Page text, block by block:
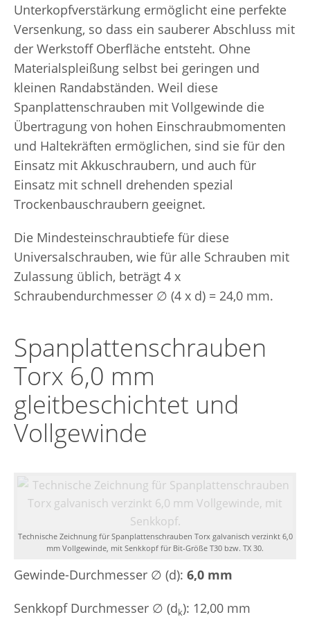
Unterkopfverstärkung ermöglicht eine perfekte
Versenkung, so dass ein sauberer Abschluss mit
der Werkstoff Oberfläche entsteht. Ohne
Materialspleißung selbst bei geringen und
kleinen Randabständen. Weil diese
Spanplattenschrauben mit Vollgewinde die
Übertragung von hohen Einschraubmomenten
und Haltekräften ermöglichen, sind sie für den
Einsatz mit Akkuschraubern, und auch für
Einsatz mit schnell drehenden spezial
Trockenbauschraubern geeignet.
Die Mindesteinschraubtiefe für diese
Universalschrauben, wie für alle Schrauben mit
Zulassung üblich, beträgt 4 x
Schraubendurchmesser ∅ (4 x d) = 24,0 mm.
Spanplattenschrauben
Torx 6,0 mm
gleitbeschichtet und
Vollgewinde
Technische Zeichnung für Spanplattenschrauben Torx galvanisch verzinkt 6,0
mm Vollgewinde, mit Senkkopf für Bit-Größe T30 bzw. TX 30.
Gewinde-Durchmesser ∅ (d): 6,0 mm
Senkkopf Durchmesser ∅ (dk): 12,00 mm